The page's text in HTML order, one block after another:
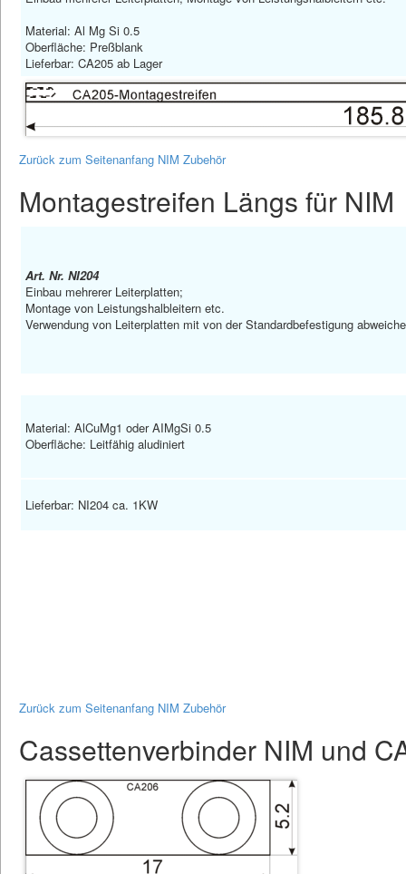
Material: Al Mg Si 0.5
Oberfläche: Preßblank
Lieferbar: CA205 ab Lager
Zurück zum Seitenanfang NIM Zubehör
Montagestreifen Längs für NIM
Art. Nr. NI204
Einbau mehrerer Leiterplatten;
Montage von Leistungshalbleitern etc.
Verwendung von Leiterplatten mit von der Standardbefestigung
Material: AlCuMg1 oder AIMgSi 0.5
Oberfläche: Leitfähig aludiniert
Lieferbar: NI204 ca. 1KW
Zurück zum Seitenanfang NIM Zubehör
Cassettenverbinder NIM und